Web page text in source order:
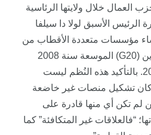
العمال خلال ولايتها الرئاسية
إدارة الرئيس الأسبق لولا دا سيلفا
إنشاء مؤسسات متعددة الأقطاب من
قبيل مجموعة دول العشرين (G20) الموسعة سنة 2008
ومشروع بريكس سنة 2009. بالتأكيد هذه النُظم ليست
كان تشكيل منصات غير خاضعة
لم تكن أي منها قادرة على
“فالعلاقات غير المتكافئة” كما